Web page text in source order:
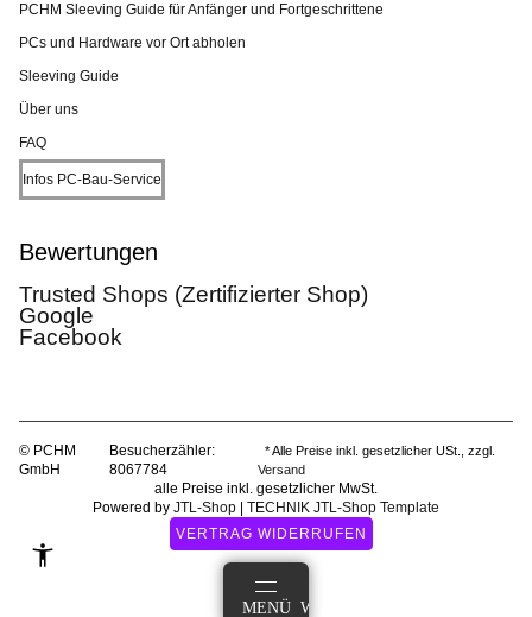
PCHM Sleeving Guide für Anfänger und Fortgeschrittene
PCs und Hardware vor Ort abholen
Sleeving Guide
Über uns
FAQ
Infos PC-Bau-Service
Bewertungen
Trusted Shops (Zertifizierter Shop)
Google
Facebook
© PCHM
GmbH
Besucherzähler:
8067784
* Alle Preise inkl. gesetzlicher USt., zzgl.
Versand
alle Preise inkl. gesetzlicher MwSt.
Powered by JTL-Shop
TECHNIK JTL-Shop Template
VERTRAG WIDERRUFEN
MENÜ WARENKORB